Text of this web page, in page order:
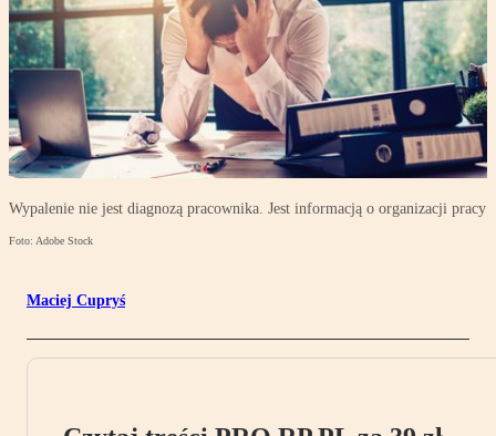
Wypalenie nie jest diagnozą pracownika. Jest informacją o organizacji pracy
Foto: Adobe Stock
Maciej Cupryś